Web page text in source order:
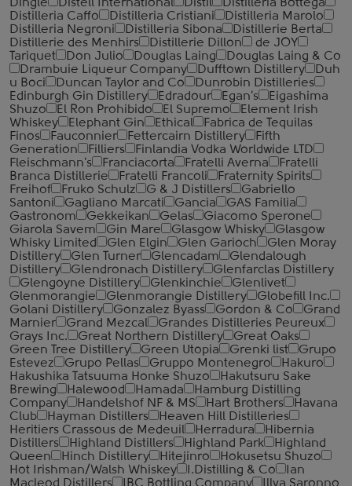
Dingle
Distell International Distil
Distilleria Bottega
Distilleria Caffo
Distilleria Cristiani
Distilleria Marolo
Distilleria Negroni
Distilleria Sibona
Distillerie Berta
Distillerie des Menhirs
Distillerie Dillon
de JOY
Tariquet
Don Julio Douglas Laing
Douglas Laing & Co
Drambuie Liqueur Company
Dufftown Distillery
Duh
u Boci
Duncan Taylor and Co
Dunrobin Distilleries
Edinburgh Gin Distillery
Edradour Egan's
Eigashima
Shuzo
El Ron Prohibido El Supremo
Element Irish
Whiskey
Elephant Gin Ethical
Fabrica de Tequilas
Finos
Fauconnier Fettercairn Distillery
Fifth
Generation
Filliers
Finlandia Vodka Worldwide LTD
Fleischmann's
Franciacorta Fratelli Averna
Fratelli
Branca Distillerie
Fratelli ‎Francoli
Fraternity Spirits
Freihof
Fruko Schulz G & J Distillers
Gabriello
Santoni
Gagliano Marcati Gancia
GAS Familia
Gastronom
Gekkeikan Gelas
Giacomo Sperone
Giarola Savem
Gin Mare Glasgow Whisky
Glasgow
Whisky Limited
Glen Elgin Glen Garioch
Glen Moray
Distillery
Glen Turner Glencadam
Glendalough
Distillery
Glendronach Distillery
Glenfarclas Distillery
Glengoyne Distillery
Glenkinchie
Glenlivet
Glenmorangie
Glenmorangie Distillery
Globefill Inc.
Golani Distillery
Gonzalez Byass Gordon & Co
Grand
Marnier
Grand Mezcal
Grandes Distilleries Peureux
Grays Inc.
Great Northern Distillery
Great Oaks
Green Tree Distillery
Green Utopia Grenki list
Grupo
Estevez
Grupo Pellas Gruppo Montenegro
Hakuro
Hakushika Tatsuuma Honke Shuzo
Hakutsuru Sake
Brewing
Halewood Hamada
Hamburg Distilling
Company
Handelshof NF & MS Hart Brothers
Havana
Club
Hayman Distillers
Heaven Hill Distilleries
Heritiers Crassous de Medeuil
Herradura
Hibernia
Distillers
Highland Distillers Highland Park
Highland
Queen
Hinch Distillery Hitejinro
Hokusetsu Shuzo
Hot Irishman/Walsh Whiskey
I.Distilling & Co
Ian